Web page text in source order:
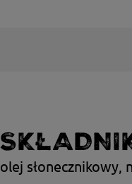
olej słonecznikowy,